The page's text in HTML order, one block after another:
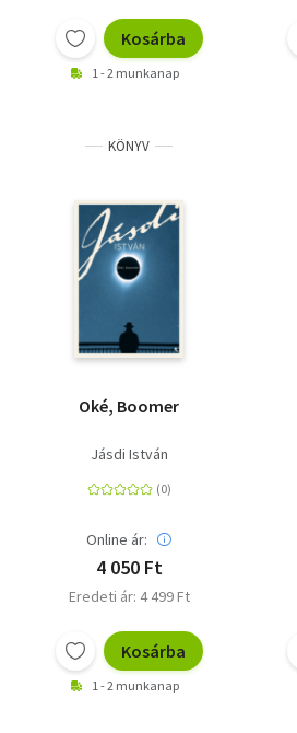
Kosárba
1 - 2 munkanap
KÖNYV
Oké, Boomer
Jásdi István
Online ár:
4 050 Ft
Eredeti ár: 4 499 Ft
Kosárba
1 - 2 munkanap